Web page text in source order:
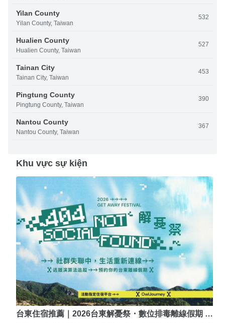
Yilan County
Yilan County, Taiwan
532
Hualien County
Hualien County, Taiwan
527
Tainan City
Tainan City, Taiwan
453
Pingtung County
Pingtung County, Taiwan
390
Nantou County
Nantou County, Taiwan
367
Khu vực sự kiện
台東住宿推薦｜2026台東解憂祭・數位排毒離線假期 …